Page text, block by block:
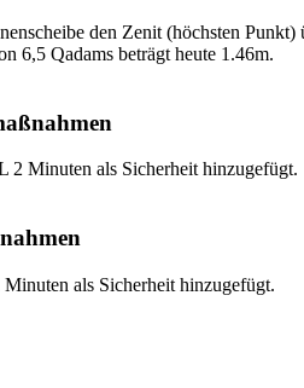
den Zenit (höchsten
6,5 Qadams beträgt heute 1.46m.
Minuten als Sicherheit hinzugefügt.
als Sicherheit hinzugefügt.